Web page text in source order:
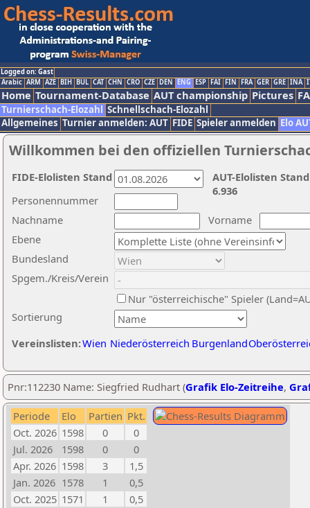
Logged on: Gast
Arabic ARM AZE BIH BUL CAT CHN CRO CZE DEN ENG ESP FAI FIN FRA GER GRE INA
Home Tournament-Database AUT championship Pictures
Turnierschach-Elozahl Schnellschach-Elozahl
Allgemeines Turnier anmelden: AUT FIDE Spieler anmelden Elo
Willkommen bei den offiziellen
Nachname
Vorname
Ebene
Sortierung
Personennummer
Bundesland
Spgem./Kreis/Verein
Nur "österreichische" Spieler
Vereinslisten:Wien Niederösterreich Burgenland
AUT-Elolisten
6.936
FIDE-Elolisten Stand
Pnr:112230 Name: Siegfried Rudhart (Grafik Elo-Zeitreihe,
Periode Elo Partien Pkt.
Oct. 2026 1598 0
0
Jul. 2026
1598 0
0
Apr. 2026 1598 3
1,5
Jan. 2026 1578 1
0,5
Oct. 2025 1571 1
0,5